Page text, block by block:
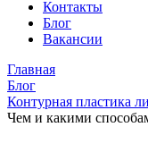
Контакты
Блог
Вакансии
Главная
Блог
Контурная пластика
Чем и какими